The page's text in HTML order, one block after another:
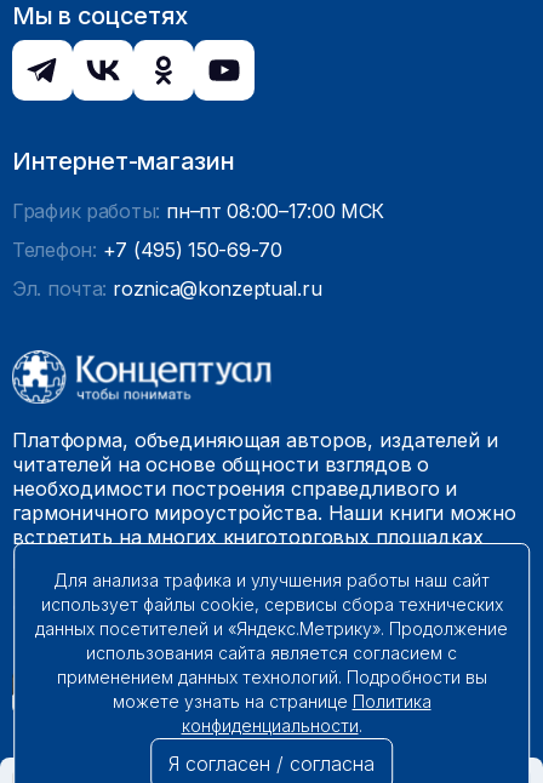
Мы в соцсетях
Интернет-магазин
График работы: пн–пт 08:00–17:00 МСК
Телефон: +7 (495) 150-69-70
Эл. почта: roznica@konzeptual.ru
Платформа, объединяющая авторов, издателей и
читателей на основе общности взглядов о
необходимости построения справедливого и
гармоничного мироустройства. Наши книги можно
встретить на многих книготорговых площадках
© 2009 – 2026. Все права защищены.
Для анализа трафика и улучшения работы наш сайт
использует файлы cookie, сервисы сбора технических
данных посетителей и «Яндекс.Метрику». Продолжение
использования сайта является согласием с
применением данных технологий. Подробности вы
можете узнать на странице Политика
конфиденциальности.
Я согласен / согласна